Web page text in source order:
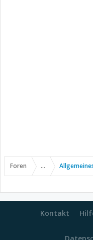
Foren ...
Kontakt